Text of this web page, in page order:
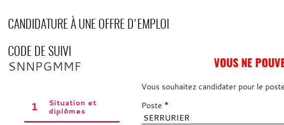
CANDIDATURE À UNE OFFRE D'EMPLOI
CODE DE SUIVI
SNNPGMMF
1
Situation et
diplômes (étape courante)
VOUS NE
Vous souhaitez candidater pour le
Poste *